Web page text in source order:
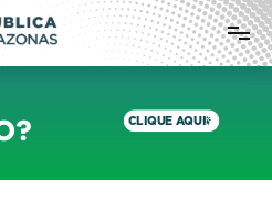
do Estado do
CLIQUE AQUI